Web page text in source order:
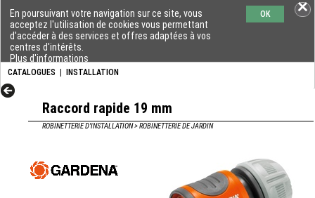
CATALOGUES INSTALLATION
En poursuivant votre navigation sur ce site, vous
acceptez l'utilisation de cookies vous permettant
d'accéder à des services et offres adaptées à vos
centres d'intérêts.
Plus d'informations
OK